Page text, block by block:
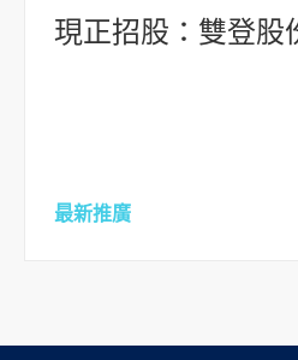
現正招股：雙登股份
最新推廣